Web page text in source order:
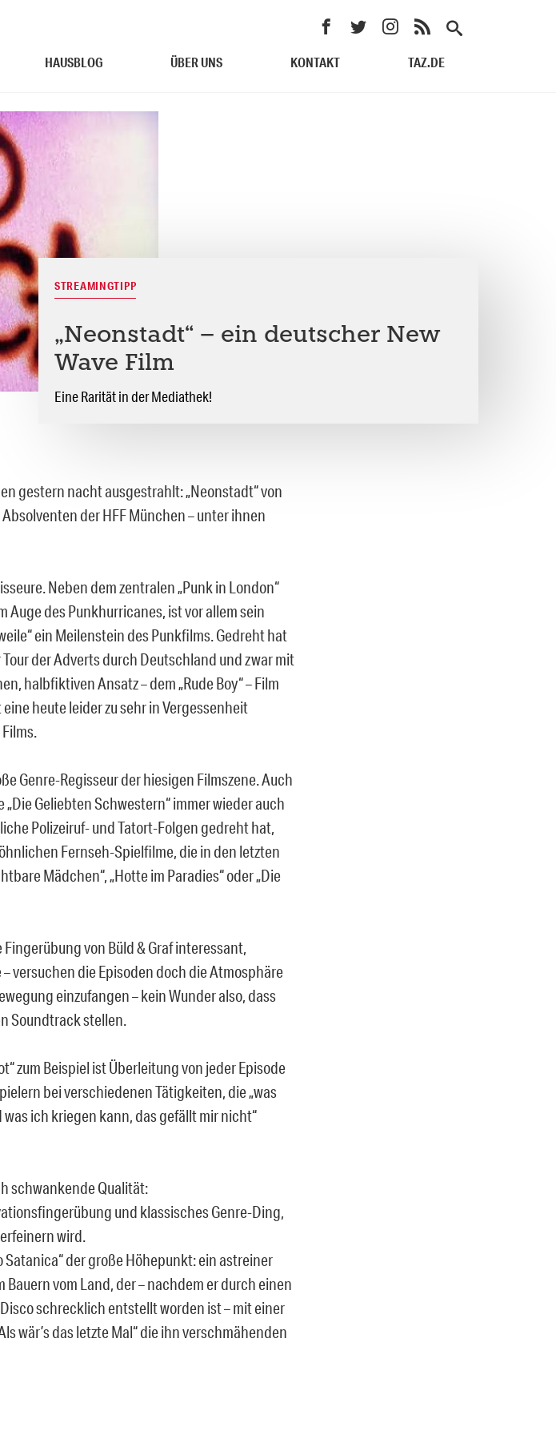
HAUSBLOG ÜBER UNS KONTAKT TAZ.DE
STREAMINGTIPP
„Neonstadt“ – ein deutscher New
Wave Film
Eine Rarität in der Mediathek!
gestern nacht ausgestrahlt: „Neonstadt“ von
der HFF München – unter ihnen
Neben dem zentralen „Punk in London“
Auge des Punkhurricanes, ist vor allem sein
ein Meilenstein des Punkfilms. Gedreht hat
der Adverts durch Deutschland und zwar mit
halbfiktiven Ansatz – dem „Rude Boy“ – Film
heute leider zu sehr in Vergessenheit
Genre-Regisseur der hiesigen Filmszene. Auch
Geliebten Schwestern“ immer wieder auch
Polizeiruf- und Tatort-Folgen gedreht hat,
Fernseh-Spielfilme, die in den letzten
Mädchen“, „Hotte im Paradies“ oder „Die
von Büld & Graf interessant,
versuchen die Episoden doch die Atmosphäre
einzufangen – kein Wunder also, dass
Soundtrack stellen.
zum Beispiel ist Überleitung von jeder Episode
bei verschiedenen Tätigkeiten, die „was
ich kriegen kann, das gefällt mir nicht“
schwankende Qualität:
und klassisches Genre-Ding,
wird.
der große Höhepunkt: ein astreiner
Bauern vom Land, der – nachdem er durch einen
schrecklich entstellt worden ist – mit einer
wär’s das letzte Mal“ die ihn verschmähenden